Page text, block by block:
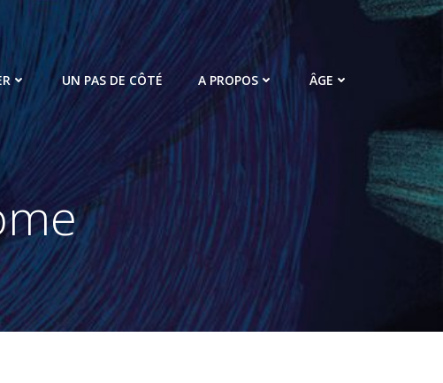
UN PAS DE CÔTÉ A PROPOS ÂGE